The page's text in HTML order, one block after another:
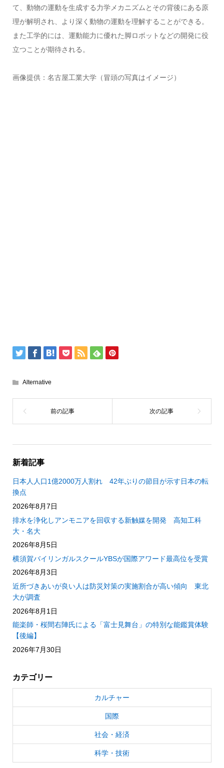
て、動物の運動を生成する力学メカニズムとその背後にある原
理が解明され、より深く動物の運動を理解することができる。
また工学的には、運動能力に優れた脚ロボットなどの開発に役
立つことが期待される。
画像提供：名古屋工業大学（冒頭の写真はイメージ）
Alternative
新着記事
日本人人口1億2000万人割れ 42年ぶりの節目が示す日本の転
換点
2026年8月7日
排水を浄化しアンモニアを回収する新触媒を開発 高知工科
大・名大
2026年8月5日
横須賀バイリンガルスクールYBSが国際アワード最高位を受賞
2026年8月3日
近所づきあいが良い人は防災対策の実施割合が高い傾向 東北
大が調査
2026年8月1日
能楽師・桜間右陣氏による「富士見舞台」の特別な能鑑賞体験
【後編】
2026年7月30日
カテゴリー
カルチャー
国際
社会・経済
科学・技術